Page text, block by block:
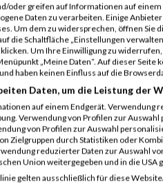
Ströher
Heissel
Rath
Von Der Kuhlen
Kuropka
Scheid
Lehmann
Heiling
Robeller
oder greifen auf Informationen auf einem
Daten zu verarbeiten. Einige
Um dem zu widersprechen, öffnen Sie
die Schaltfläche „Einstellungen
Um Ihre Einwilligung zu
„Meine Daten“. Auf dieser
haben keinen Einfluss auf die
Daten, um die Leistung der
auf einem Endgerät. Verwendung
Verwendung von Profilen zur
von Profilen zur Auswahl
Zielgruppen durch Statistiken oder
reduzierter Daten zur Auswahl
Union weitergegeben und in die USA
gelten ausschließlich für diese